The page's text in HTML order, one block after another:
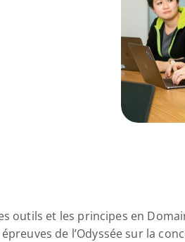
outils et les principes en
de l’Odyssée sur la